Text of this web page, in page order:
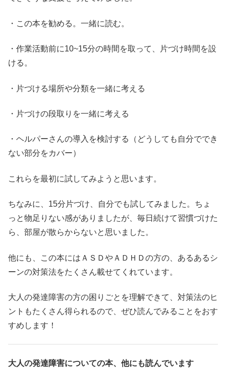
・この本を勧める。一緒に読む。
・作業活動前に10~15分の時間を取って、片づけ時間を設
ける。
・片づける場所や分類を一緒に考える
・片づけの段取りを一緒に考える
・ヘルパーさんの導入を検討する（どうしても自分ででき
ない部分をカバー）
これらを最初に試してみようと思います。
ちなみに、15分片づけ、自分でも試してみました。ちょ
っと物足りない感がありましたが、毎日続けて習慣づけた
ら、部屋が散らからないと思いました。
他にも、この本にはＡＳＤやＡＤＨＤの方の、あるあるシ
ーンの対策法をたくさん載せてくれています。
大人の発達障害の方の困りごとを理解できて、対策法のヒ
ントもたくさん得られるので、ぜひ読んでみることをおす
すめします！
大人の発達障害についての本、他にも読んでいます